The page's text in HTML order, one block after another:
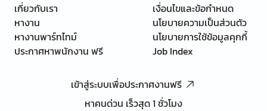
เกี่ยวกับเรา
หางาน
หางานพาร์ทไทม์
ประกาศหาพนักงาน ฟรี
เงื่อนไขและข้อกำหนด
นโยบายความเป็นส่วนตัว
นโยบายการใช้ข้อมูลคุกกี้
Job Index
เข้าสู่ระบบเพื่อประกาศงานฟรี
หาคนด่วน เร็วสุด 1 ชั่วโมง